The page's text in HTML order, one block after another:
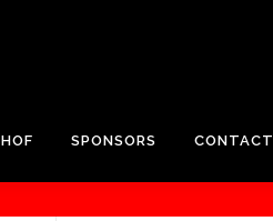
SPONSORS CONTACT